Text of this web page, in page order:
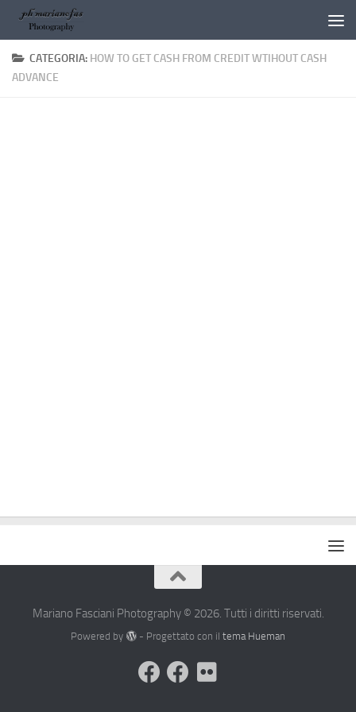
Salta al contenuto
CATEGORIA: HOW TO GET CASH FROM CREDIT WTIHOUT CASH
ADVANCE
Mariano Fasciani Photography © 2026. Tutti i diritti riservati.
Powered by - Progettato con il tema Hueman